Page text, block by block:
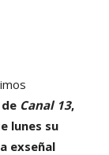
Canal 13,
lunes su
exseñal